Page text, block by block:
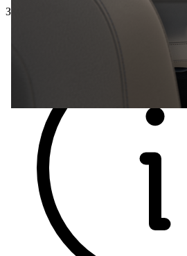
Загальна ціна з ПДВ